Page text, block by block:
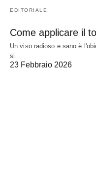
EDITORIALE
Come applicare il
Un viso radioso e sano è
si…
23 Febbraio 2026